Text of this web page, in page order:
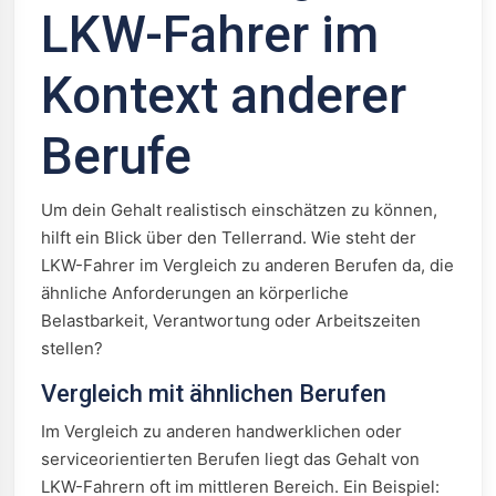
LKW-Fahrer im
Kontext anderer
Berufe
Um dein Gehalt realistisch einschätzen zu können,
hilft ein Blick über den Tellerrand. Wie steht der
LKW-Fahrer im Vergleich zu anderen Berufen da, die
ähnliche Anforderungen an körperliche
Belastbarkeit, Verantwortung oder Arbeitszeiten
stellen?
Vergleich mit ähnlichen Berufen
Im Vergleich zu anderen handwerklichen oder
serviceorientierten Berufen liegt das Gehalt von
LKW-Fahrern oft im mittleren Bereich. Ein Beispiel: